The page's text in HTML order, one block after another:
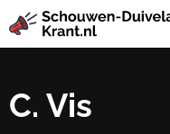
C. Vis